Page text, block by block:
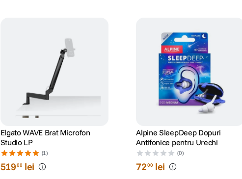
Elgato WAVE Brat Microfon
Studio LP
(1)
51900 lei
Alpine SleepDeep Dopuri
Antifonice pentru Urechi
(0)
7200 lei